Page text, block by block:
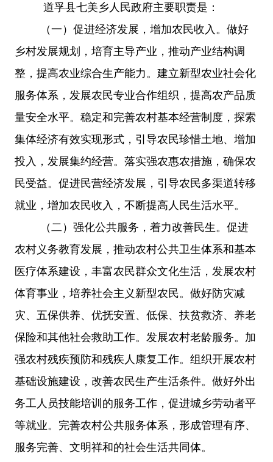
道孚县七美乡人民政府主要职责是：
（一）促进经济发展，增加农民收入。做好
乡村发展规划，培育主导产业，推动产业结构调
整，提高农业综合生产能力。建立新型农业社会化
服务体系，发展农民专业合作组织，提高农产品质
量安全水平。稳定和完善农村基本经营制度，探索
集体经济有效实现形式，引导农民珍惜土地、增加
投入，发展集约经营。落实强农惠农措施，确保农
民受益。促进民营经济发展，引导农民多渠道转移
就业，增加农民收入，不断提高人民生活水平。
（二）强化公共服务，着力改善民生。促进
农村义务教育发展，推动农村公共卫生体系和基本
医疗体系建设，丰富农民群众文化生活，发展农村
体育事业，培养社会主义新型农民。做好防灾减
灾、五保供养、优抚安置、低保、扶贫救济、养老
保险和其他社会救助工作。发展农村老龄服务。加
强农村残疾预防和残疾人康复工作。组织开展农村
基础设施建设，改善农民生产生活条件。做好外出
务工人员技能培训的服务工作，促进城乡劳动者平
等就业。完善农村公共服务体系，形成管理有序、
服务完善、文明祥和的社会生活共同体。